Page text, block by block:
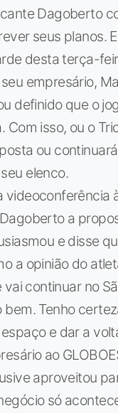
Dagoberto
seus planos.
desta terça-
empresário,
definido que o
Com isso, ou o
ou
elenco.
videoconferência
a
e disse
a opinião do
continuar no
bem. Tenho
e dar a
ao
aproveitou
só